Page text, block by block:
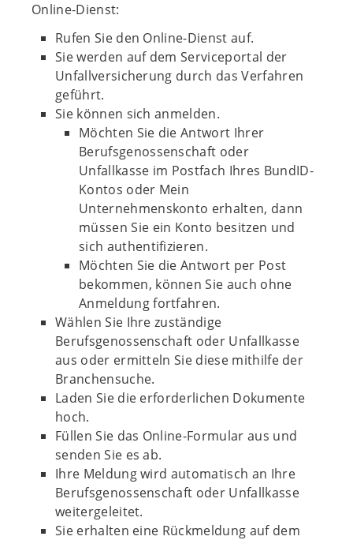
Online-Dienst:
Rufen Sie den Online-Dienst auf.
Sie werden auf dem Serviceportal der
Unfallversicherung durch das Verfahren
geführt.
Sie können sich anmelden.
Möchten Sie die Antwort Ihrer
Berufsgenossenschaft oder
Unfallkasse im Postfach Ihres BundID-
Kontos oder Mein
Unternehmenskonto erhalten, dann
müssen Sie ein Konto besitzen und
sich authentifizieren.
Möchten Sie die Antwort per Post
bekommen, können Sie auch ohne
Anmeldung fortfahren.
Wählen Sie Ihre zuständige
Berufsgenossenschaft oder Unfallkasse
aus oder ermitteln Sie diese mithilfe der
Branchensuche.
Laden Sie die erforderlichen Dokumente
hoch.
Füllen Sie das Online-Formular aus und
senden Sie es ab.
Ihre Meldung wird automatisch an Ihre
Berufsgenossenschaft oder Unfallkasse
weitergeleitet.
Sie erhalten eine Rückmeldung auf dem